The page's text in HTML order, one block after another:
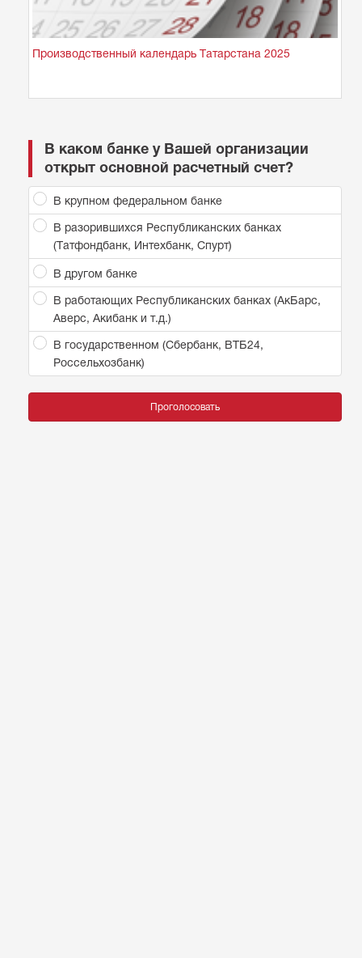
Производственный календарь Татарстана 2025
В каком банке у Вашей организации
открыт основной расчетный счет?
В крупном федеральном банке
В разорившихся Республиканских банках
(Татфондбанк, Интехбанк, Спурт)
В другом банке
В работающих Республиканских банках (АкБарс,
Аверс, Акибанк и т.д.)
В государственном (Сбербанк, ВТБ24,
Россельхозбанк)
Проголосовать